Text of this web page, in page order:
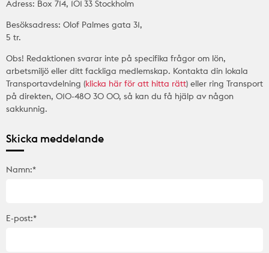
Adress: Box 714, 101 33 Stockholm
Besöksadress: Olof Palmes gata 31,
5 tr.
Obs! Redaktionen svarar inte på specifika frågor om lön,
arbetsmiljö eller ditt fackliga medlemskap. Kontakta din lokala
Transportavdelning (klicka här för att hitta rätt) eller ring Transport
på direkten, 010-480 30 00, så kan du få hjälp av någon
sakkunnig.
Skicka meddelande
Namn:*
E-post:*